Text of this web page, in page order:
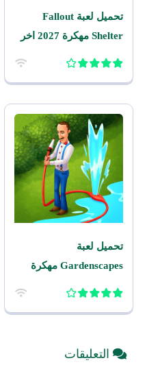
تحميل لعبة Fallout
Shelter مهكرة 2027 اخر
تحميل لعبة
Gardenscapes مهكرة
التعليقات